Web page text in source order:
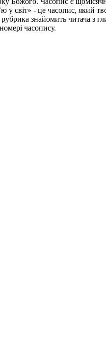
- це часопис, який
знайомить читача
часопису.